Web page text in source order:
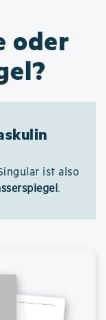
oder
ist also
.